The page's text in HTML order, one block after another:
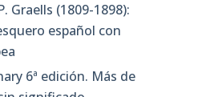
Graells (1809-1898):
español con
6ª edición. Más de